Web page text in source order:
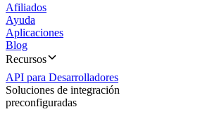
Afiliados
Ayuda
Aplicaciones
Blog
Recursos
API para Desarrolladores
Soluciones de integración
preconfiguradas